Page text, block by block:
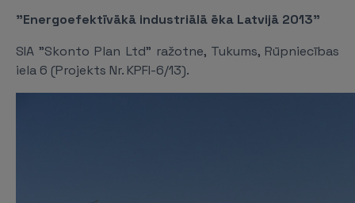
"Energoefektīvākā industriālā ēka Latvijā 2013"
SIA "Skonto Plan Ltd" ražotne, Tukums, Rūpniecības
iela 6 (Projekts Nr. KPFI-6/13).